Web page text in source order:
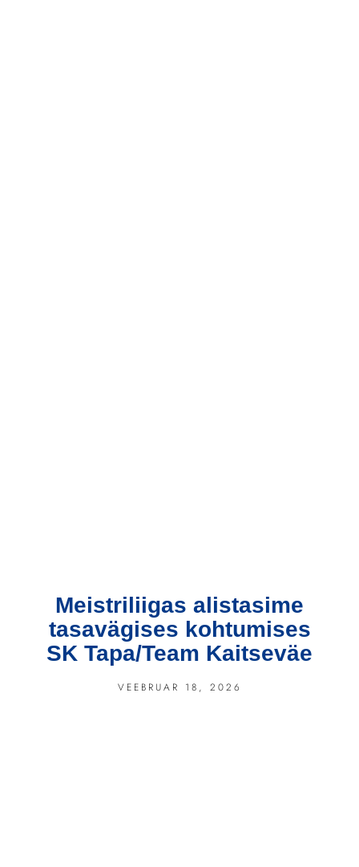
Meistriliigas alistasime
tasavägises kohtumises
SK Tapa/Team Kaitseväe
VEEBRUAR 18, 2026